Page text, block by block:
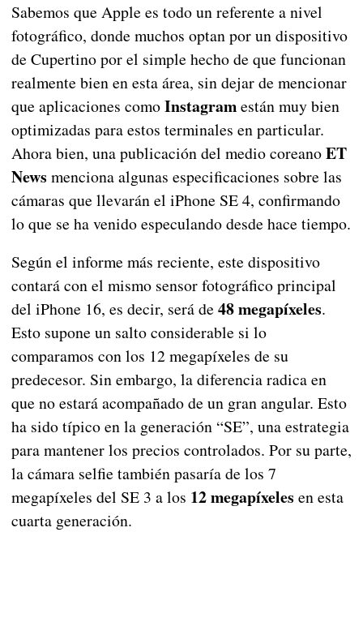
Sabemos que Apple es todo un referente a nivel
fotográfico, donde muchos optan por un dispositivo
de Cupertino por el simple hecho de que funcionan
realmente bien en esta área, sin dejar de mencionar
que aplicaciones comoInstagramestán muy bien
optimizadas para estos terminales en particular.
Ahora bien, una publicación del medio coreanoET
News menciona algunas especificaciones sobre las
cámaras que llevarán el iPhone SE 4, confirmando
lo que se ha venido especulando desde hace tiempo.
Según el informe más reciente, este dispositivo
contará con el mismo sensor fotográfico principal
del iPhone 16, es decir, será de 48 megapíxeles.
Esto supone un salto considerable si lo
comparamos con los 12 megapíxeles de su
predecesor. Sin embargo, la diferencia radica en
que no estará acompañado de un gran angular. Esto
ha sido típico en la generación “SE”, una estrategia
para mantener los precios controlados. Por su parte,
la cámara selfie también pasaría de los 7
megapíxeles del SE 3 a los 12 megapíxeles en esta
cuarta generación.